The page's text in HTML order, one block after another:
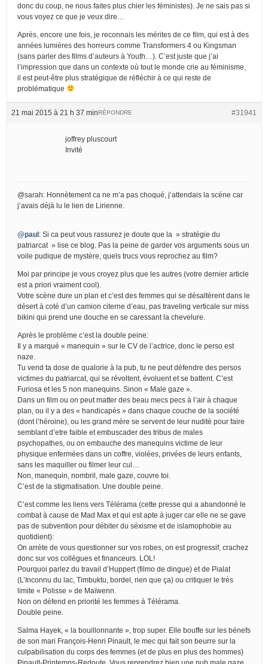
donc du coup, ne nous faites plus chier les féministes). Je ne sais pas si
vous voyez ce que je veux dire…
Après, encore une fois, je reconnais les mérites de ce film, qui est à des
années lumières des horreurs comme Transformers 4 ou Kingsman
(sans parler des films d’auteurs à Youth…). C’est juste que j’ai
l’impression que dans un contexte où tout le monde crie au féminisme,
il est peut-être plus stratégique de réfléchir à ce qui reste de
problématique
21 mai 2015 à 21 h 37 min #31941
RÉPONDRE
joffrey pluscourt
Invité
@sarah: Honnètement ca ne m’a pas choqué, j’attendais la scéne car
j’avais déjà lu le lien de Lirienne.
@paul: Si ca peut vous rassurez je doute que la » stratégie du
patriarcat » lise ce blog. Pas la peine de garder vos arguments sous un
voile pudique de mystère, quels trucs vous reprochez au film?
Moi par principe je vous croyez plus que les autres (votre dernier article
est a priori vraiment cool).
Votre scène dure un plan et c’est des femmes qui se désaltèrent dans le
désert à coté d’un camion citerne d’eau, pas traveling verticale sur miss
bikini qui prend une douche en se caressant la chevelure.
Après le problème c’est la double peine:
Il y a marqué « manequin » sur le CV de l’actrice, donc le perso est
naze.
Tu vend ta dose de qualorie à la pub, tu ne peut défendre des persos
victimes du patriarcat, qui se révoltent, évoluent et se battent. C’est
Furiosa et les 5 non manequins. Sinon « Male gaze ».
Dans un film ou on peut matter des beau mecs pecs à l’air à chaque
plan, ou il y a des « handicapés » dans chaque couche de la société
(dont l’héroine), ou les grand mère se servent de leur nudité pour faire
semblant d’etre faible et embuscader des tribus de males
psychopathes, ou on embauche des manequins victime de leur
physique enfermées dans un coffre, violées, privées de leurs enfants,
sans les maquiller ou filmer leur cul…
Non, manequin, nombril, male gaze, couvre toi.
C’est de la stigmatisation. Une double peine.
C’est comme les liens vers Télérama (cette presse qui a abandonné le
combat à cause de Mad Max et qui est apte à juger car elle ne se gave
pas de subvention pour débiter du séxisme et de islamophobie au
quotidient):
On arrète de vous questionner sur vos robes, on est progressif, crachez
donc sur vos collègues et financeurs. LOL!
Pourquoi parlez du travail d’Huppert (filmo de dingue) et de Pialat
(L’Inconnu du lac, Timbuktu, bordel, rien que ça) ou critiquer le très
limite « Polisse » de Maïwenn.
Non on défend en priorité les femmes à Télérama.
Double peine.
Salma Hayek, « la bouillonnante », trop super. Elle bouffe sur les bénefs
de son mari François-Henri Pinault, le mec qui fait son beurre sur la
culpabilisation du corps des femmes (et de plus en plus des hommes)